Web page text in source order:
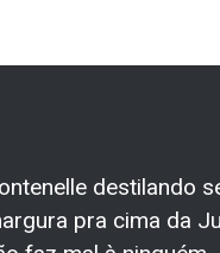
destilando
pra cima da